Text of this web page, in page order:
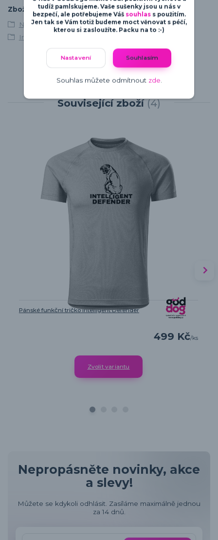
Zboží zařazeno v kategoriích
Německý boxer
Intelligent Defender
Související zboží 4
Pánské funkční tričko Intelligent Defender
499 Kč/ks
Zvolit variantu
Nepropásněte novinky, akce
a slevy!
Můžete se kdykoli odhlásit. Zasíláme maximálně jednou
za 14 dnů.
tudíž pamlskujeme. Vaše sušenky jsou u nás v
bezpečí, ale potřebujeme Váš souhlass použitím.
Jen tak se Vám totiž budeme moct věnovat s péčí,
kterou si zasloužíte. Packu na to :-)
Nastavení Souhlasím
Souhlas můžete odmítnout zde.